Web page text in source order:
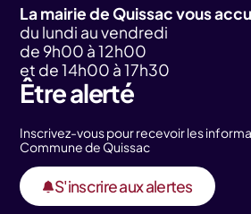
La mairie de Quissac vous
du lundi au vendredi
de 9h00 à 12h00
et de 14h00 à 17h30
Être alerté
Inscrivez-vous pour recevoir les
Commune de Quissac
S'inscrire aux alertes